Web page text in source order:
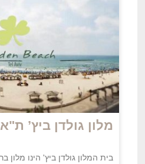
מלון גולדן ביץ’ ת"א